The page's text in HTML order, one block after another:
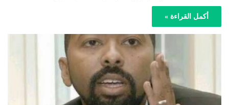
أكمل القراءة »